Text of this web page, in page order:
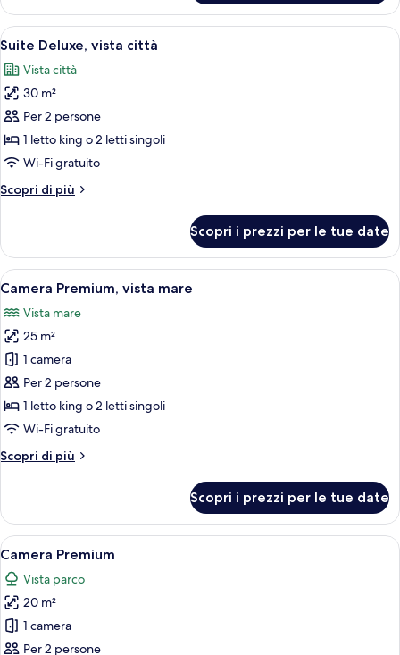
Premium,
balcone,
vista
Apri
tutte
le
foto
per
Suite
Deluxe,
città
Un letto rifatto con lenzuola
5
Suite Deluxe, vista città
Vista città
30 m²
Per 2 persone
1 letto king o 2 letti singoli
Wi-Fi gratuito
Scopri di più
Altri
Deluxe,
vista
città
Scopri i prezzi per le tue date
Apri
tutte
le
foto
per
Camera
Premium,
vista
Un'ampia camera da letto con un
5
Camera Premium, vista mare
Vista mare
25 m²
1 camera
Per 2 persone
1 letto king o 2 letti singoli
Wi-Fi gratuito
Scopri di più
Altri
Premium,
vista
mare
Scopri i prezzi per le tue date
Apri
tutte
le
foto
per
Camera
Un letto rifatto con lenzuola
5
Camera Premium
Vista parco
20 m²
1 camera
Per 2 persone